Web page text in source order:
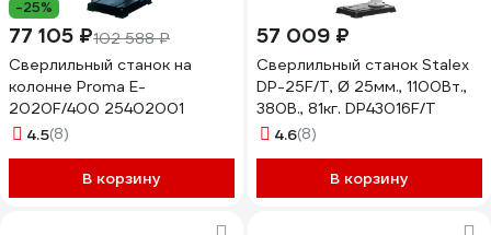
-25%
77 105 ₽102 588 ₽
Сверлильный станок на
колонне Proma E-
2020F/400 25402001
4.5(8)
В корзину
57 009 ₽
Сверлильный станок Stalex
DP-25F/T, Ø 25мм., 1100Вт.,
380В., 81кг. DP43016F/T
4.6(8)
В корзину